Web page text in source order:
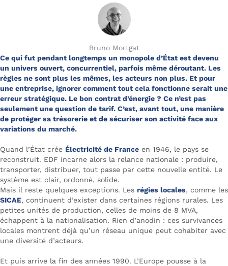
Bruno Mortgat
Ce qui fut pendant longtemps un monopole d’État est devenu
un univers ouvert, concurrentiel, parfois même déroutant. Les
règles ne sont plus les mêmes, les acteurs non plus. Et pour
une entreprise, ignorer comment tout cela fonctionne serait une
erreur stratégique. Le bon contrat d’énergie ? Ce n’est pas
seulement une question de tarif. C’est, avant tout, une manière
de protéger sa trésorerie et de sécuriser son activité face aux
variations du marché.
Quand l’État crée Électricité de France en 1946, le pays se
reconstruit. EDF incarne alors la relance nationale : produire,
transporter, distribuer, tout passe par cette nouvelle entité. Le
système est clair, ordonné, solide.
Mais il reste quelques exceptions. Les régies locales, comme les
SICAE, continuent d’exister dans certaines régions rurales. Les
petites unités de production, celles de moins de 8 MVA,
échappent à la nationalisation. Rien d’anodin : ces survivances
locales montrent déjà qu’un réseau unique peut cohabiter avec
une diversité d’acteurs.
Et puis arrive la fin des années 1990. L’Europe pousse à la